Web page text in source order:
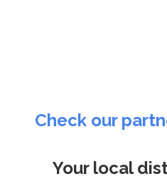
Check our
Your local